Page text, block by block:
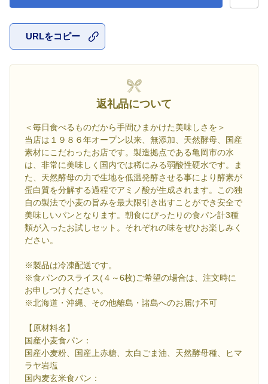
URLをコピー
返礼品について
＜毎日食べるものだから手間ひまかけた美味しさを＞
当店は１９８６年オープン以来、無添加、天然酵母、国産
素材にこだわったお店です。製造拠点である亀岡市の水
は、非常に美味しく国内では稀にみる弱酸性硬水です。ま
た、天然酵母の力で生地を低温発酵させる事により酵素が
蛋白質を分解する過程でアミノ酸が生成されます。この独
自の製法で小麦の旨みを最大限引き出すことができ安全で
美味しいパンとなります。朝食にぴったりの食パン計3種
類が入ったお試しセット。それぞれの味をぜひお楽しみく
ださい。
※製品は冷凍配送です。
※食パンのスライス(４～6枚)ご希望の場合は、注文時に
お申しつけください。
※北海道・沖縄、その他離島・諸島へのお届け不可
【原材料名】
国産小麦食パン：
国産小麦粉、国産上赤糖、太白ごま油、天然酵母種、ヒマ
ラヤ岩塩
国内麦玄米食パン：